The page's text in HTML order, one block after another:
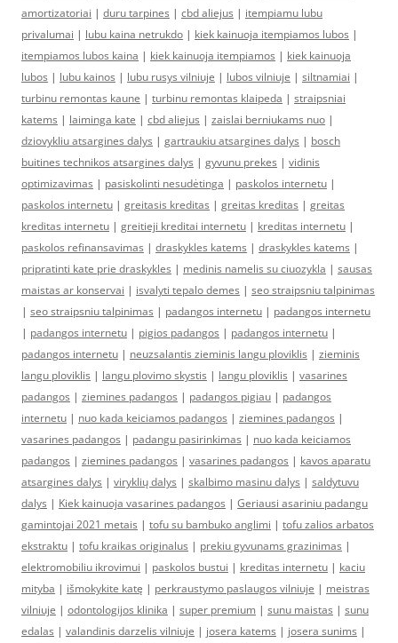
amortizatoriai | duru tarpines | cbd aliejus | itempiamu lubu
privalumai | lubu kaina netrukdo | kiek kainuoja itempiamos lubos |
itempiamos lubos kaina | kiek kainuoja itempiamos | kiek kainuoja
lubos | lubu kainos | lubu rusys vilniuje | lubos vilniuje | siltnamiai |
turbinu remontas kaune | turbinu remontas klaipeda | straipsniai
katems | laiminga kate | cbd aliejus | zaislai berniukams nuo |
dziovykliu atsargines dalys | gartraukiu atsargines dalys | bosch
buitines technikos atsargines dalys | gyvunu prekes | vidinis
optimizavimas | pasiskolinti nesudėtinga | paskolos internetu |
paskolos internetu | greitasis kreditas | greitas kreditas | greitas
kreditas internetu | greitieji kreditai internetu | kreditas internetu |
paskolos refinansavimas | draskykles katems | draskykles katems |
pripratinti kate prie draskykles | medinis namelis su ciuozykla | sausas
maistas ar konservai | isvalyti tepalo demes | seo straipsniu talpinimas
| seo straipsniu talpinimas | padangos internetu | padangos internetu
| padangos internetu | pigios padangos | padangos internetu |
padangos internetu | neuzsalantis zieminis langu ploviklis | zieminis
langu ploviklis | langu plovimo skystis | langu ploviklis | vasarines
padangos | ziemines padangos | padangos pigiau | padangos
internetu | nuo kada keiciamos padangos | ziemines padangos |
vasarines padangos | padangu pasirinkimas | nuo kada keiciamos
padangos | ziemines padangos | vasarines padangos | kavos aparatu
atsargines dalys | viryklių dalys | skalbimo masinu dalys | saldytuvu
dalys | Kiek kainuoja vasarines padangos | Geriausi asariniu padangu
gamintojai 2021 metais | tofu su bambuko anglimi | tofu zalios arbatos
ekstraktu | tofu kraikas originalus | prekiu gyvunams grazinimas |
elektromobiliu ikrovimui | paskolos bustui | kreditas internetu | kaciu
mityba | išmokykite katę | perkraustymo paslaugos vilniuje | meistras
vilniuje | odontologijos klinika | super premium | sunu maistas | sunu
edalas | valandinis darzelis vilniuje | josera katems | josera sunims |